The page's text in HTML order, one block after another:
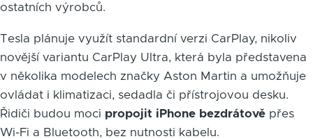
ostatních výrobců.
Tesla plánuje využít standardní verzi CarPlay, nikoliv
novější variantu CarPlay Ultra, která byla představena
v několika modelech značky Aston Martin a umožňuje
ovládat i klimatizaci, sedadla či přístrojovou desku.
Řidiči budou moci propojit iPhone bezdrátově přes
Wi-Fi a Bluetooth, bez nutnosti kabelu.